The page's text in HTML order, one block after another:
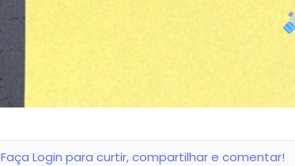
Faça Login para curtir, compartilhar e comentar!